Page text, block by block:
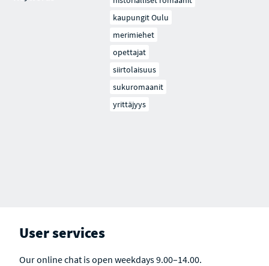
kaupungit Oulu
merimiehet
opettajat
siirtolaisuus
sukuromaanit
yrittäjyys
User services
Our online chat is open weekdays 9.00–14.00.